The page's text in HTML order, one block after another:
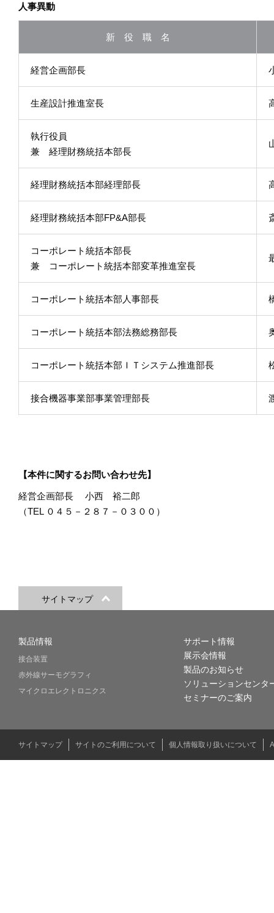
人事異動
新 役 職 名
経営企画部長
生産設計推進室長
執行役員
兼 経理財務統括本部長
経理財務統括本部経理部長
経理財務統括本部FP&A部長
コーポレート統括本部長
兼 コーポレート統括本部変革推進室長
コーポレート統括本部人事部長
コーポレート統括本部法務総務部長
コーポレート統括本部ＩＴシステム推進部長
接合機器事業部事業管理部長
【本件に関するお問い合わせ先】
経営企画部長 小西 裕二郎
（TEL ０４５－２８７－０３００）
サイトマップ
製品情報
接合装置
赤外線サーモグラフィ
マイクロエレクトロニクス
サポート情報
展示会情報
製品のお知らせ
ソリューションセンタ
セミナーのご案内
サイトマップ サイトのご利用について 個人情報取り扱いについて